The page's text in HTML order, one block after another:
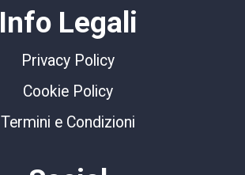
Info Legali
Privacy Policy
Cookie Policy
Termini e Condizioni